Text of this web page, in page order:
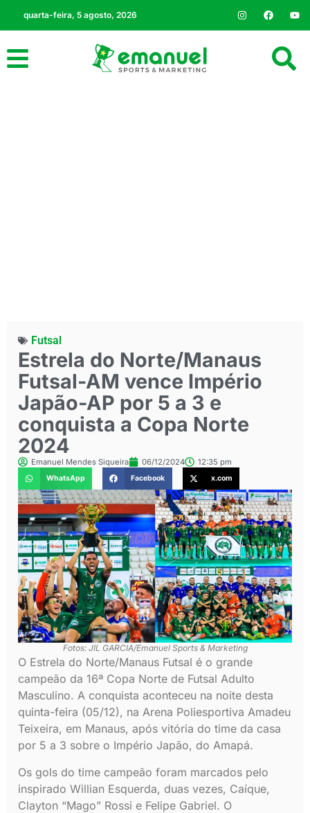
quarta-feira, 5 agosto, 2026
Futsal
Estrela do Norte/Manaus
Futsal-AM vence Império
Japão-AP por 5 a 3 e
conquista a Copa Norte
2024
Emanuel Mendes Siqueira 06/12/2024 12:35 pm
WhatsApp Facebook x.com
Fotos: JIL GARCIA/Emanuel Sports & Marketing
O Estrela do Norte/Manaus Futsal é o grande
campeão da 16ª Copa Norte de Futsal Adulto
Masculino. A conquista aconteceu na noite desta
quinta-feira (05/12), na Arena Poliesportiva Amadeu
Teixeira, em Manaus, após vitória do time da casa
por 5 a 3 sobre o Império Japão, do Amapá.
Os gols do time campeão foram marcados pelo
inspirado Willian Esquerda, duas vezes, Caíque,
Clayton “Mago” Rossi e Felipe Gabriel. O